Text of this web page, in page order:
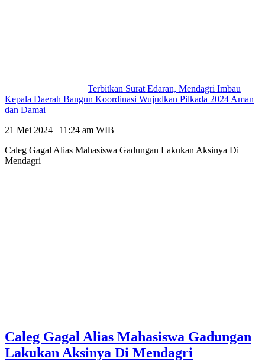
Terbitkan Surat Edaran, Mendagri Imbau
Kepala Daerah Bangun Koordinasi Wujudkan Pilkada 2024 Aman
dan Damai
21 Mei 2024 | 11:24 am WIB
Caleg Gagal Alias Mahasiswa Gadungan Lakukan Aksinya Di
Mendagri
Caleg Gagal Alias Mahasiswa Gadungan
Lakukan Aksinya Di Mendagri